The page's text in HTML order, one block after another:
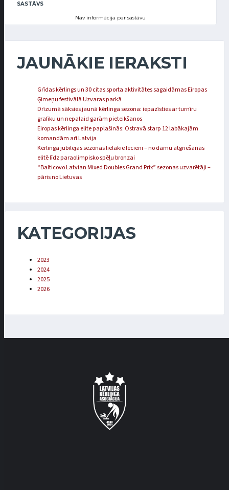
SASTĀVS
Nav informācija par sastāvu
JAUNĀKIE IERAKSTI
Grīdas kērlings un 30 citas sporta aktivitātes sagaidāmas Eiropas
Ģimeņu festivālā Uzvaras parkā
Drīzumā sāksies jaunā kērlinga sezona: iepazīsties ar turnīru
grafiku un nepalaid garām pieteikšanos
Eiropas kērlinga elite paplašinās: Ostravā starp 12 labākajām
komandām arī Latvija
Kērlinga jubilejas sezonas lielākie lēcieni – no dāmu atgriešanās
elitē līdz paraolimpisko spēļu bronzai
“Balticovo Latvian Mixed Doubles Grand Prix” sezonas uzvarētāji –
pāris no Lietuvas
KATEGORIJAS
2023
2024
2025
2026